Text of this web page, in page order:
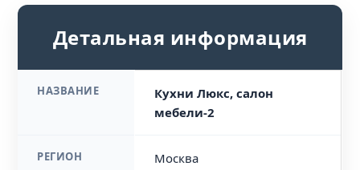
Детальная информация
НАЗВАНИЕ
Кухни Люкс, салон
мебели-2
РЕГИОН Москва